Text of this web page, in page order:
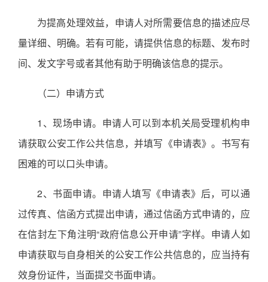
为提高处理效益，申请人对所需要信息的描述应尽
量详细、明确。若有可能，请提供信息的标题、发布时
间、发文字号或者其他有助于明确该信息的提示。
（二）申请方式
1、现场申请。申请人可以到本机关局受理机构申
请获取公安工作公共信息，并填写《申请表》。书写有
困难的可以口头申请。
2、书面申请。申请人填写《申请表》后，可以通
过传真、信函方式提出申请，通过信函方式申请的，应
在信封左下角注明“政府信息公开申请”字样。申请人如
申请获取与自身相关的公安工作公共信息的，应当持有
效身份证件，当面提交书面申请。